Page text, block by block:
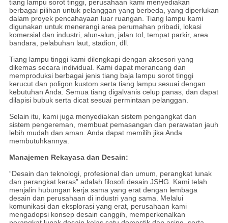
tiang lampu sorot tinggi, perusahaan kami menyediakan
berbagai pilihan untuk pelanggan yang berbeda, yang diperlukan
dalam proyek pencahayaan luar ruangan. Tiang lampu kami
digunakan untuk menerangi area perumahan pribadi, lokasi
komersial dan industri, alun-alun, jalan tol, tempat parkir, area
bandara, pelabuhan laut, stadion, dll.
Tiang lampu tinggi kami dilengkapi dengan aksesori yang
dikemas secara individual. Kami dapat merancang dan
memproduksi berbagai jenis tiang baja lampu sorot tinggi
kerucut dan poligon kustom serta tiang lampu sesuai dengan
kebutuhan Anda. Semua tiang digalvanis celup panas, dan dapat
dilapisi bubuk serta dicat sesuai permintaan pelanggan.
Selain itu, kami juga menyediakan sistem pengangkat dan
sistem pengereman, membuat pemasangan dan perawatan jauh
lebih mudah dan aman. Anda dapat memilih jika Anda
membutuhkannya.
Manajemen Rekayasa dan Desain:
“Desain dan teknologi, profesional dan umum, perangkat lunak
dan perangkat keras” adalah filosofi desain JSHG. Kami telah
menjalin hubungan kerja sama yang erat dengan lembaga
desain dan perusahaan di industri yang sama. Melalui
komunikasi dan eksplorasi yang erat, perusahaan kami
mengadopsi konsep desain canggih, memperkenalkan